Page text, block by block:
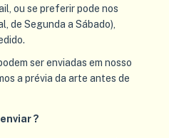
ou se preferir pode nos
de Segunda a Sábado),
ser enviadas em nosso
a prévia da arte antes de
?